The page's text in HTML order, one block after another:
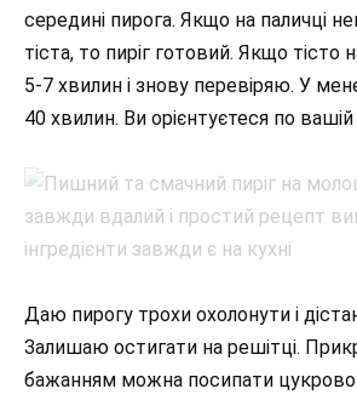
середині пирога. Якщо на паличці
тіста, то пиріг готовий. Якщо
5-7 хвилин і знову перевіряю. У
40 хвилин. Ви орієнтуєтеся по вашій
Даю пирогу трохи охолонути і
Залишаю остигати на решітці.
бажанням можна посипати